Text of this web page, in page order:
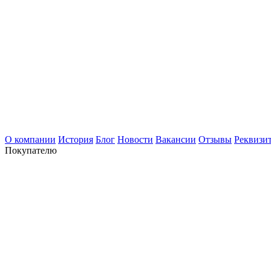
О компании История Блог Новости Вакансии Отзывы
Покупателю